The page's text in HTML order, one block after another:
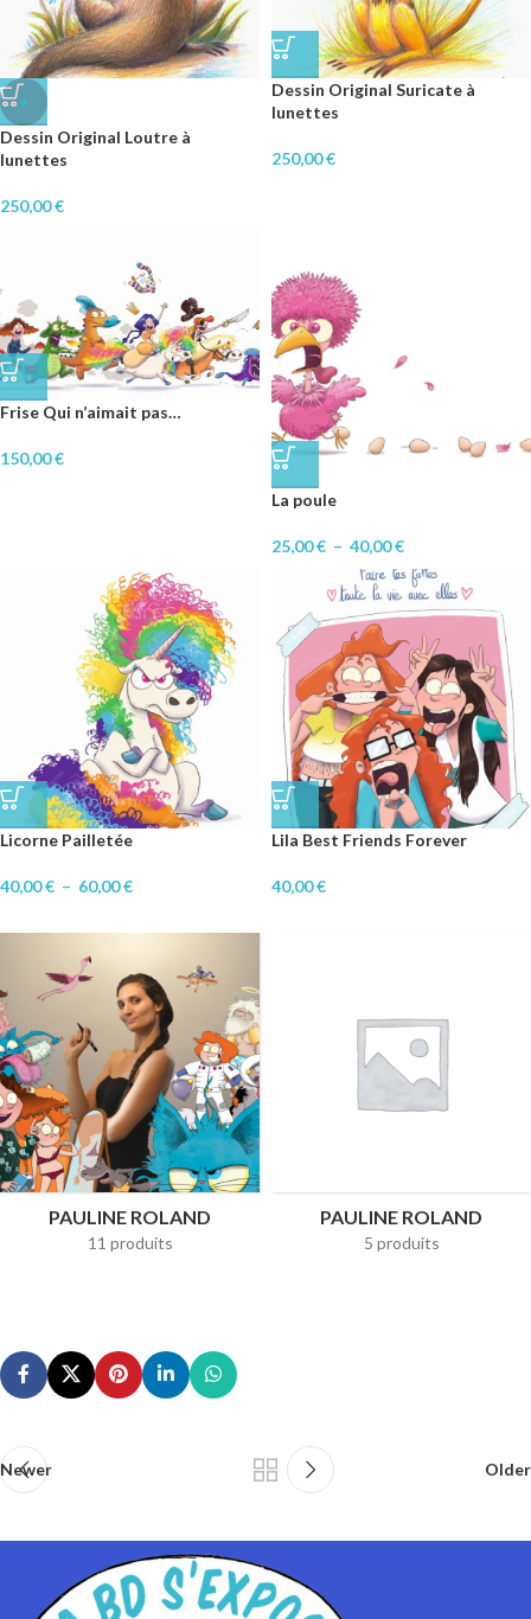
♥
Dessin Original Loutre à
lunettes
250,00€
Dessin Original Suricate à
lunettes
250,00€
Frise Qui n’aimait pas…
150,00€
La poule
25,00€ – 40,00€
Licorne Pailletée
40,00€ – 60,00€
Lila Best Friends Forever
40,00€
PAULINE ROLAND
11 produits
PAULINE ROLAND
5 produits
Newer Older